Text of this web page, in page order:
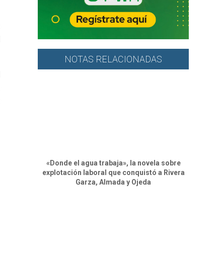
NOTAS RELACIONADAS
«Donde el agua trabaja», la novela sobre
explotación laboral que conquistó a Rivera
Garza, Almada y Ojeda